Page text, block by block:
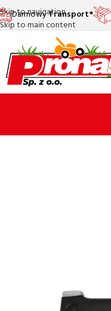
Skip to navigation
Skip to main content
DarmowyTransport*